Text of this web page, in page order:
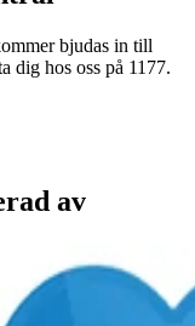
bjudas in till
dig hos oss på 1177.
av